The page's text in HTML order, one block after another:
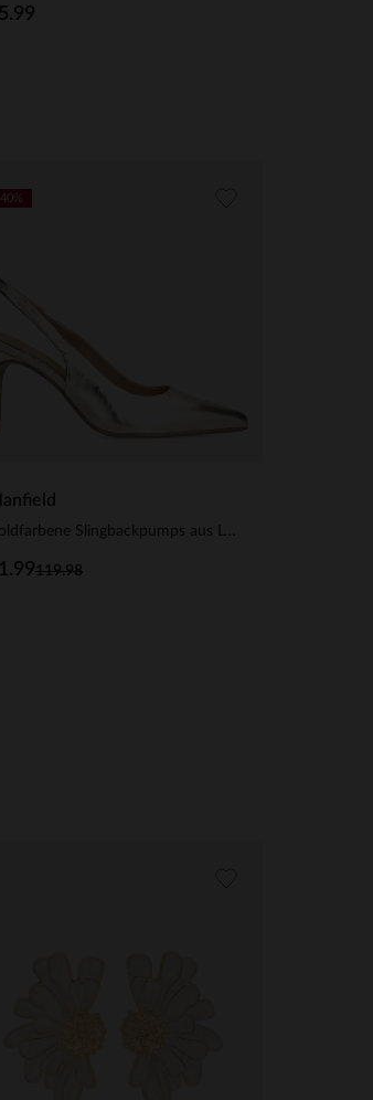
119.98
-40%